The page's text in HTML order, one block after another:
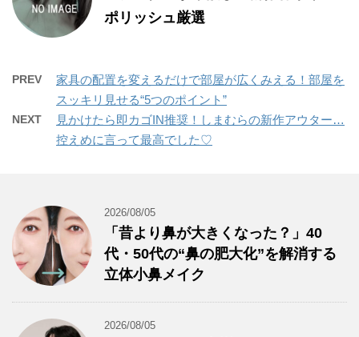
ポリッシュ厳選
PREV
家具の配置を変えるだけで部屋が広くみえる！部屋を
スッキリ見せる“5つのポイント”
NEXT
見かけたら即カゴIN推奨！しまむらの新作アウター…
控えめに言って最高でした♡
2026/08/05
「昔より鼻が大きくなった？」40
代・50代の“鼻の肥大化”を解消する
立体小鼻メイク
2026/08/05